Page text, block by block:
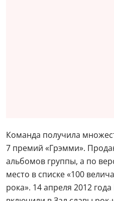
Команда получила
7 премий «Грэмми».
альбомов группы, а по
место в списке «100
рока». 14 апреля 2012 года